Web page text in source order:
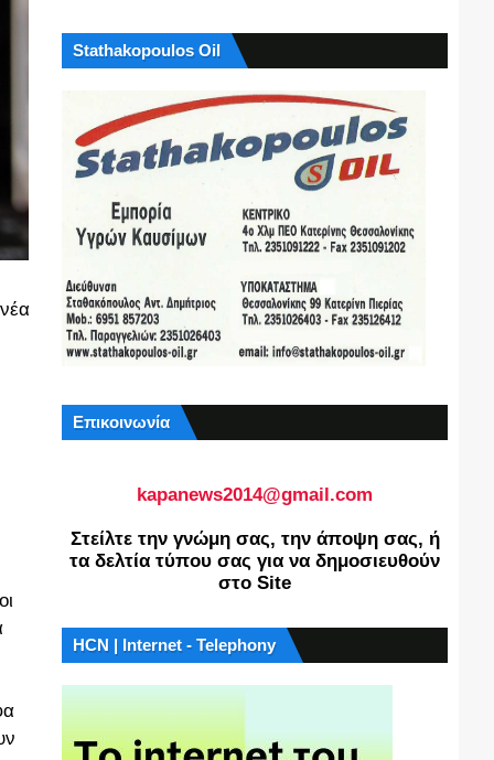
Stathakopoulos Oil
Επικοινωνία
kapanews2014@gmail.com
Στείλτε την γνώμη σας, την άποψη σας, ή
τα δελτία τύπου σας για να δημοσιευθούν
στο Site
HCN | Internet - Telephony